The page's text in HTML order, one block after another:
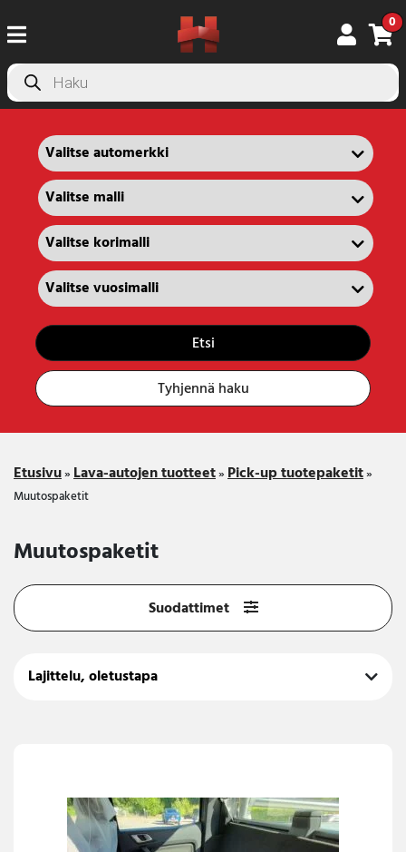
0
Products
search
Tyhjennä haku
Etsi
Etusivu»Lava-autojen tuotteet»Pick-up tuotepaketit»
Muutospaketit
Muutospaketit
Suodattimet